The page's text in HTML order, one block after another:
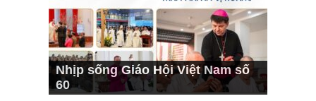
Nhịp sống Giáo Hội Việt Nam số
60